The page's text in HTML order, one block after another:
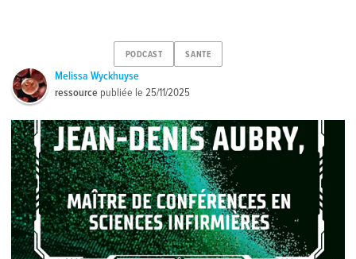
PODCAST SANTE
Melissa Wyckhuyse
ressource publiée le25/11/2025